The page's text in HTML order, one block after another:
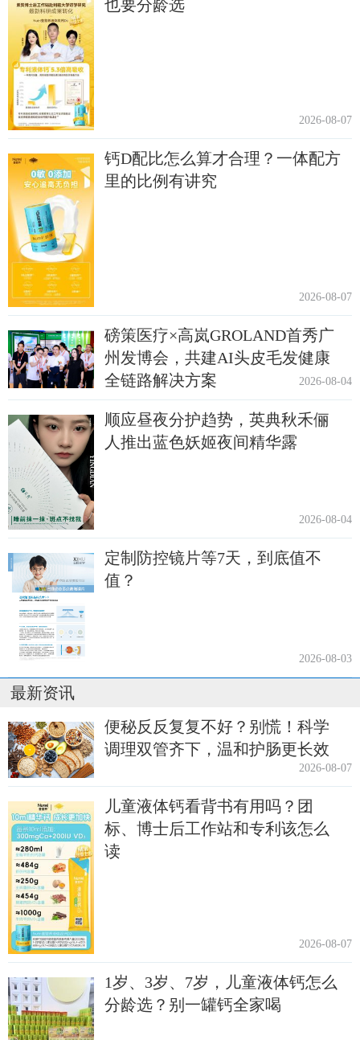
也要分龄选
2026-08-07
钙D配比怎么算才合理？一体配方
里的比例有讲究
2026-08-07
磅策医疗×高岚GROLAND首秀广
州发博会，共建AI头皮毛发健康
全链路解决方案
2026-08-04
顺应昼夜分护趋势，英典秋禾俪
人推出蓝色妖姬夜间精华露
2026-08-04
定制防控镜片等7天，到底值不
值？
2026-08-03
最新资讯
便秘反反复复不好？别慌！科学
调理双管齐下，温和护肠更长效
2026-08-07
儿童液体钙看背书有用吗？团
标、博士后工作站和专利该怎么
读
2026-08-07
1岁、3岁、7岁，儿童液体钙怎么
分龄选？别一罐钙全家喝